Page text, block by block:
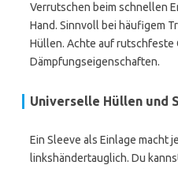
Verrutschen beim schnellen
Hand. Sinnvoll bei häufigem
Hüllen. Achte auf rutschfeste
Dämpfungseigenschaften.
Universelle Hüllen und
Ein Sleeve als Einlage macht
linkshändertauglich. Du